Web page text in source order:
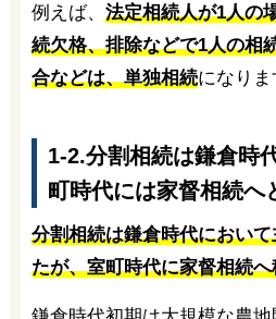
例えば、 法定相続人が1人の
続欠格、排除などで1人の相
合などは、単独相続になりま
1-2.分割相続は鎌倉時
町時代には家督相続へ
分割相続は鎌倉時代におい
たが、室町時代に家督相続へ